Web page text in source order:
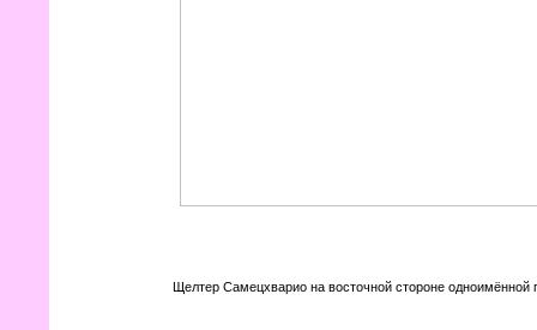
Щелтер Самецхварио на восточной стороне одноимённой